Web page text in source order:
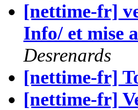
[nettime-fr]
Info/ et mise
Desrenards
[nettime-fr]
[nettime-fr]